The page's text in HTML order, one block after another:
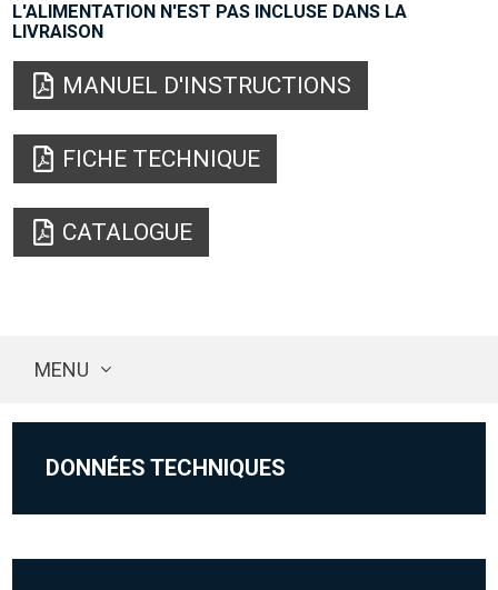
L'ALIMENTATION N'EST PAS INCLUSE DANS LA
LIVRAISON
MANUEL D'INSTRUCTIONS
FICHE TECHNIQUE
CATALOGUE
MENU
DONNÉES TECHNIQUES